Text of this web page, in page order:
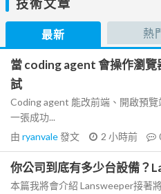
技術文章
最新 熱
當 coding agent 會操作瀏覽
試
Coding agent 能改前端、開啟預
一張成功...
由 ryanvale發文 2 小時前
你公司到底有多少台設備？
本篇我將會介紹 Lansweeper接著